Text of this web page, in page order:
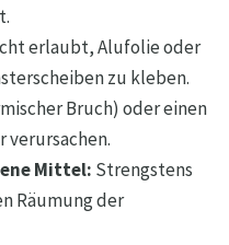
erlaubt, Alufolie oder
zu kleben.
Bruch) oder einen
verursachen.
Mittel: Strengstens
Räumung der